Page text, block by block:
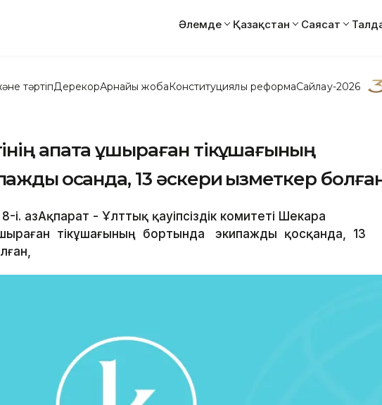
Әлемде Қазақстан Саясат
тәртіпДерекқорАрнайы жобаКонституциялық реформаСайлау-2026
апатқа ұшыраған тікұшағының
қосқанда, 13 әскери қызметкер
і. ҚазАқпарат - Ұлттық қауіпсіздік комитеті Шекара
тікұшағының бортында экипажды қосқанда, 13